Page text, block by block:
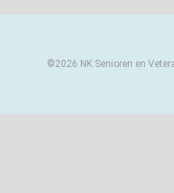
©2026 NK Senioren en